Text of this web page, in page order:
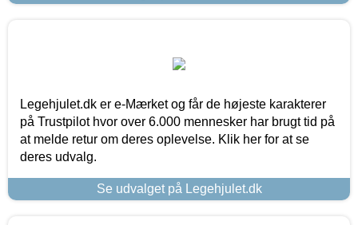
Legehjulet.dk er e-Mærket og får de højeste karakterer
på Trustpilot hvor over 6.000 mennesker har brugt tid på
at melde retur om deres oplevelse. Klik her for at se
deres udvalg.
Se udvalget på Legehjulet.dk